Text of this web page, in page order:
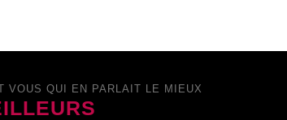
VOUS QUI EN PARLAIT LE MIEUX